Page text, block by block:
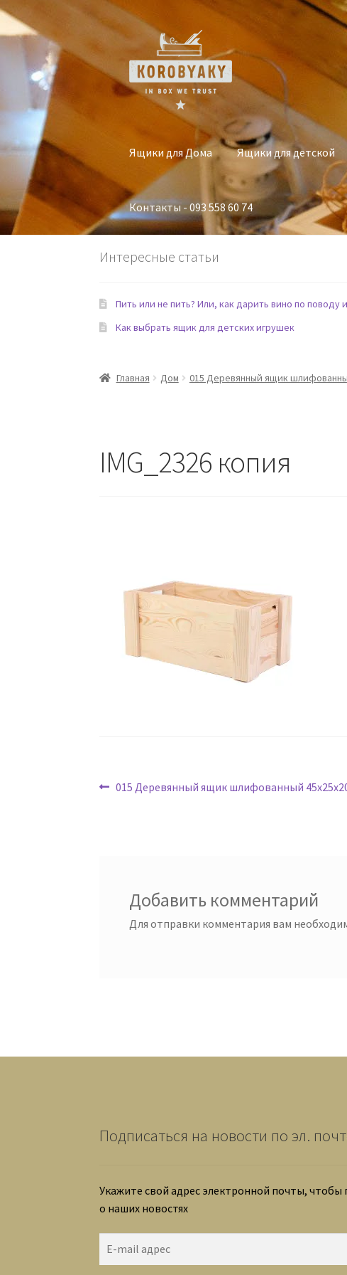
Перейти
навигации
Перейти
содержимому
Ящики для Дома Ящики для детской
Контакты - 093 558 60 74
Интересные статьи
Пить или не пить? Или, как дарить вино по поводу
Как выбрать ящик для детских игрушек
Главная Дом 015 Деревянный ящик
IMG_2326 копия
Навигация
Предыдущая
015 Деревянный ящик шлифованный
Добавить комментарий
Для отправки комментария вам
Подписаться на новости по эл.
Укажите свой адрес электронной почты, чтобы
о наших новостях